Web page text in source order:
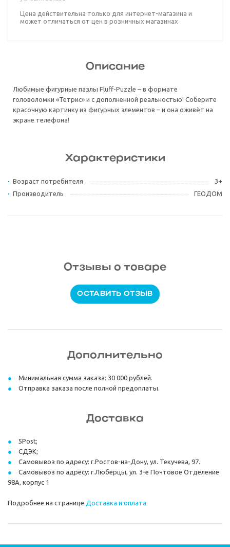
Цена действительна только для интернет-магазина и
может отличаться от цен в розничных магазинах
Описание
Любимые фигурные пазлы Fluff-Puzzle – в формате
головоломки «Тетрис» и с дополненной реальностью! Соберите
красочную картинку из фигурных элементов – и она оживёт на
экране телефона!
Характеристики
Возраст потребителя
3+
Производитель
ГЕОДОМ
Отзывы о товаре
ОСТАВИТЬ ОТЗЫВ
Дополнительно
Минимальная сумма заказа: 30 000 рублей.
Отправка заказа после полной предоплаты.
Доставка
5Post;
СДЭК;
Самовывоз по адресу: г.Ростов-на-Дону, ул. Текучева, 97.
Самовывоз по адресу: г.Люберцы, ул. 3-е Почтовое Отделение
98А, корпус 1
Подробнее на странице Доставка и оплата